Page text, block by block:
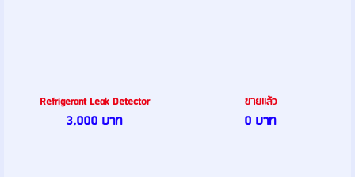
Refrigerant Leak Detector
3,000 บาท
ขายเเล้ว
0 บาท